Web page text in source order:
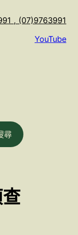
, (07)9763991
YouTube
尋